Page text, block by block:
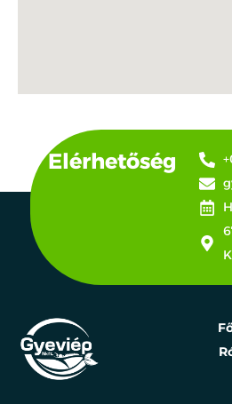
Elérhetőség